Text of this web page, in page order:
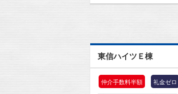
東信ハイツＥ棟
仲介手数料半額 礼金ゼロ